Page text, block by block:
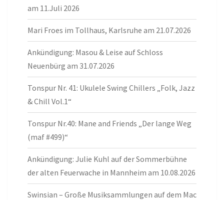
am 11.Juli 2026
Mari Froes im Tollhaus, Karlsruhe am 21.07.2026
Ankündigung: Masou & Leise auf Schloss
Neuenbürg am 31.07.2026
Tonspur Nr. 41: Ukulele Swing Chillers „Folk, Jazz
& Chill Vol.1“
Tonspur Nr.40: Mane and Friends „Der lange Weg
(maf #499)“
Ankündigung: Julie Kuhl auf der Sommerbühne
der alten Feuerwache in Mannheim am 10.08.2026
Swinsian – Große Musiksammlungen auf dem Mac